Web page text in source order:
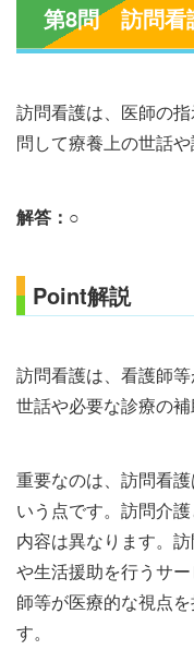
第8問 訪問看
訪問看護は、医師の
問して療養上の世話
解答：○
Point解説
訪問看護は、看護師
世話や必要な診療の補
重要なのは、訪問看
いう点です。訪問介
内容は異なります。
や生活援助を行うサ
師等が医療的な視点
す。